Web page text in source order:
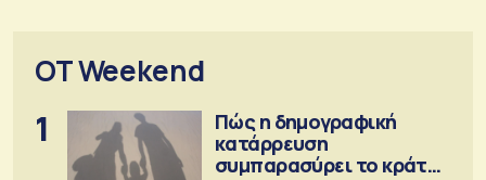
OT Weekend
1
Πώς η δημογραφική
κατάρρευση
συμπαρασύρει το κράτος